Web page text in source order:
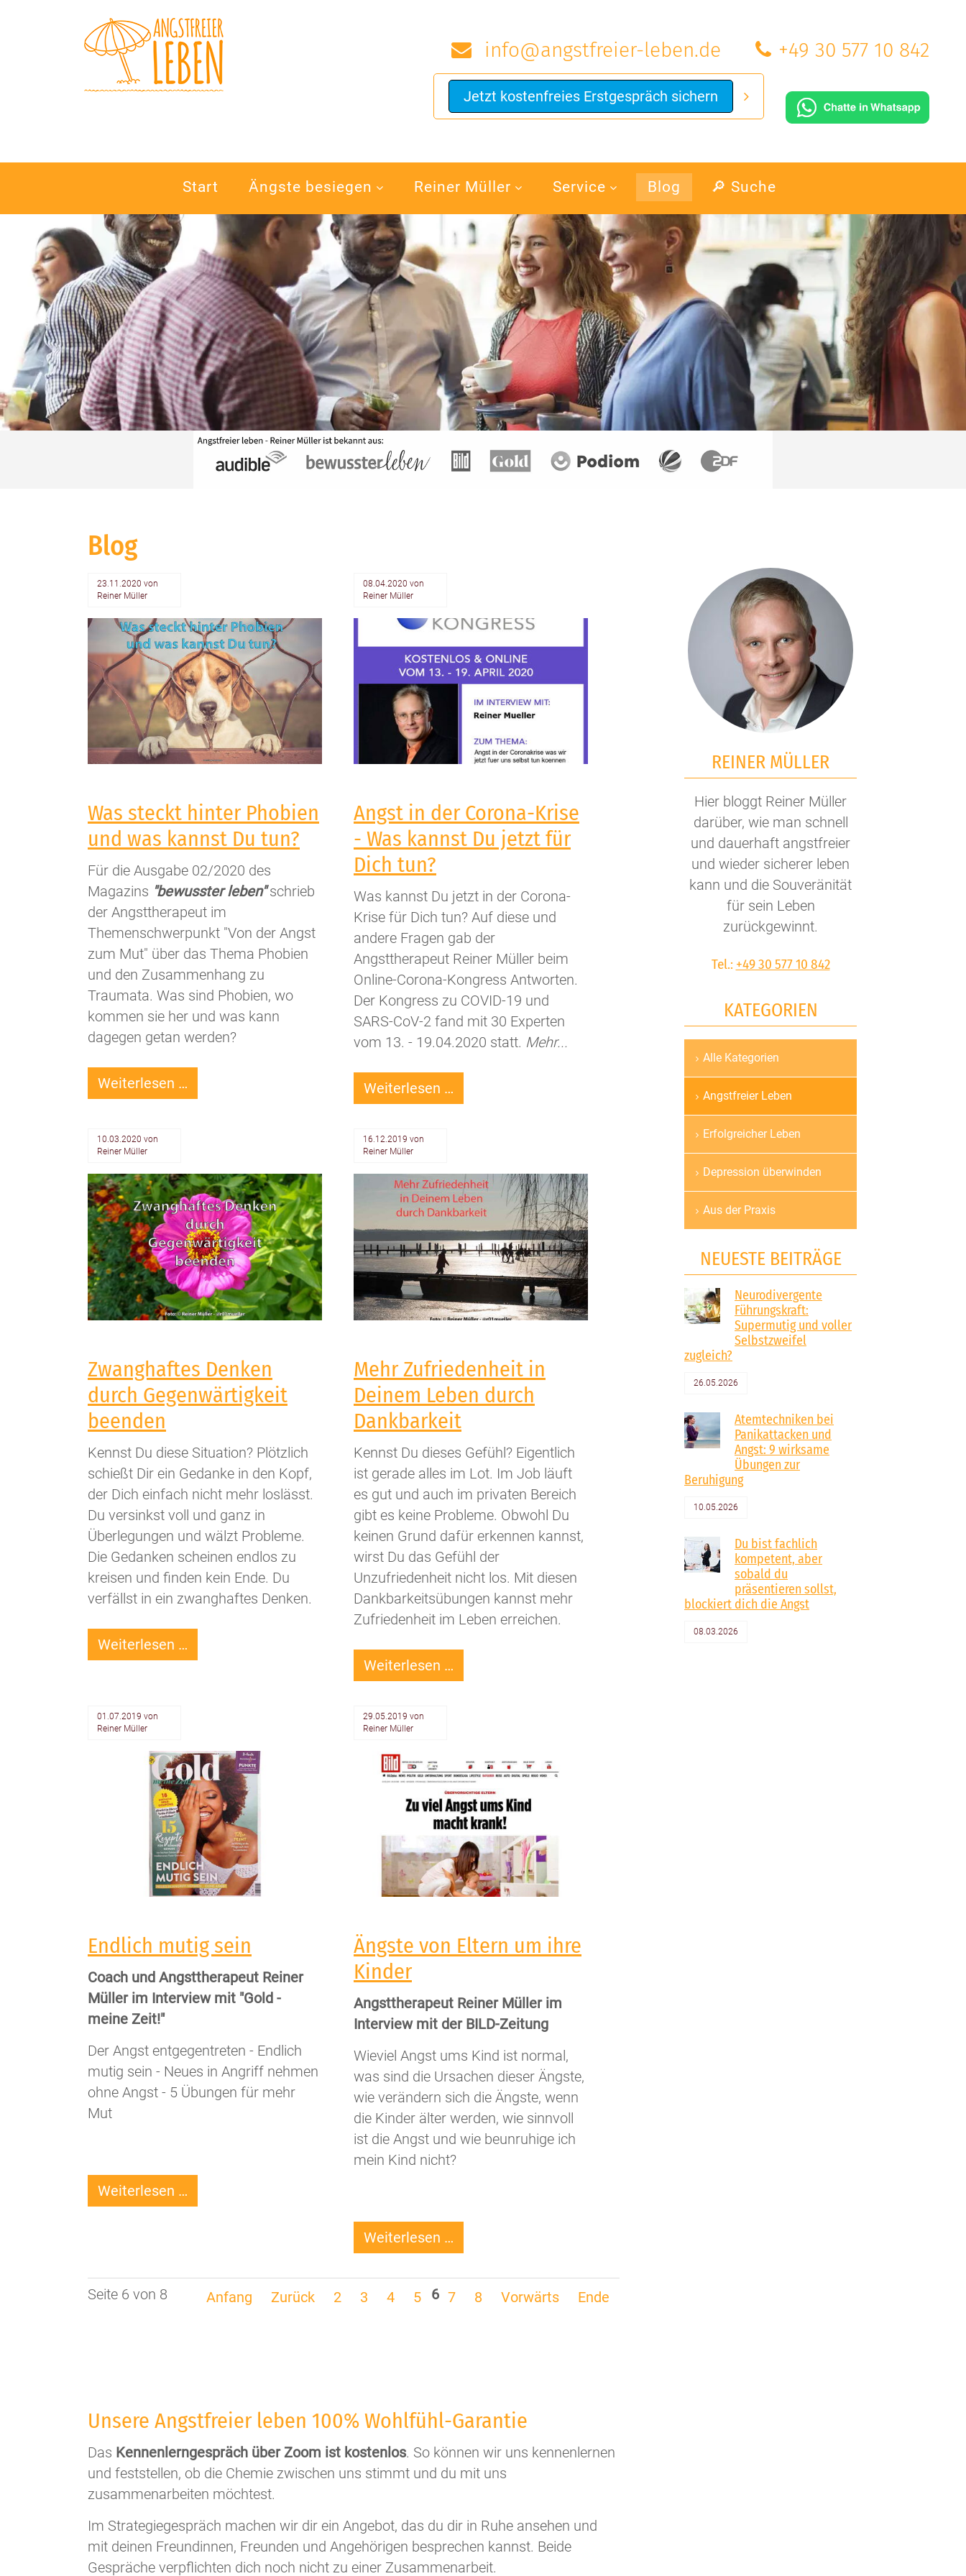
+49 30 577 10 842
info@angstfreier-leben.de
Jetzt kostenfreies Erstgespräch sichern
Navigation
Start Ängste besiegen Reiner Müller Service Blog 🔎 Suche
Blog
23.11.2020 von
Reiner Müller
Was steckt hinter Phobien
und was kannst Du tun?
Für die Ausgabe 02/2020 des
Magazins "bewusster leben"schrieb
der Angsttherapeut im
Themenschwerpunkt "Von der Angst
zum Mut" über das Thema Phobien
und den Zusammenhang zu
Traumata. Was sind Phobien, wo
kommen sie her und was kann
dagegen getan werden?
Weiterlesen …
steckt
was
kannst
Du
tun?
08.04.2020 von
Reiner Müller
Angst in der Corona-Krise
- Was kannst Du jetzt für
Dich tun?
Was kannst Du jetzt in der Corona-
Krise für Dich tun? Auf diese und
andere Fragen gab der
Angsttherapeut Reiner Müller beim
Online-Corona-Kongress Antworten.
Der Kongress zu COVID-19 und
SARS-CoV-2 fand mit 30 Experten
vom 13. - 19.04.2020 statt. Mehr...
Weiterlesen …Angst
in
Krise
-
Was
kannst
Du
jetzt
Dich
10.03.2020 von
Reiner Müller
Zwanghaftes Denken
durch Gegenwärtigkeit
beenden
Kennst Du diese Situation? Plötzlich
schießt Dir ein Gedanke in den Kopf,
der Dich einfach nicht mehr loslässt.
Du versinkst voll und ganz in
Überlegungen und wälzt Probleme.
Die Gedanken scheinen endlos zu
kreisen und finden kein Ende. Du
verfällst in ein zwanghaftes Denken.
Weiterlesen …
Denken
16.12.2019 von
Reiner Müller
Mehr Zufriedenheit in
Deinem Leben durch
Dankbarkeit
Kennst Du dieses Gefühl? Eigentlich
ist gerade alles im Lot. Im Job läuft
es gut und auch im privaten Bereich
gibt es keine Probleme. Obwohl Du
keinen Grund dafür erkennen kannst,
wirst Du das Gefühl der
Unzufriedenheit nicht los. Mit diesen
Dankbarkeitsübungen kannst mehr
Zufriedenheit im Leben erreichen.
Weiterlesen …Mehr
Zufriedenheit
durch
Dankbarkeit
01.07.2019 von
Reiner Müller
Endlich mutig sein
Coach und Angsttherapeut Reiner
Müller im Interview mit "Gold -
meine Zeit!"
Der Angst entgegentreten - Endlich
mutig sein - Neues in Angriff nehmen
ohne Angst - 5 Übungen für mehr
Mut
Weiterlesen …
mutig
29.05.2019 von
Reiner Müller
Ängste von Eltern um ihre
Kinder
Angsttherapeut Reiner Müller im
Interview mit der BILD-Zeitung
Wieviel Angst ums Kind ist normal,
was sind die Ursachen dieser Ängste,
wie verändern sich die Ängste, wenn
die Kinder älter werden, wie sinnvoll
ist die Angst und wie beunruhige ich
mein Kind nicht?
Weiterlesen …Ängste
von
Eltern
um
Seite 6 von 8 Anfang Zurück 2 3 4 5 6 7 8 Vorwärts Ende
Unsere Angstfreier leben 100% Wohlfühl-Garantie
Das Kennenlerngespräch über Zoom ist kostenlos. So können wir uns kennenlernen
und feststellen, ob die Chemie zwischen uns stimmt und du mit uns
zusammenarbeiten möchtest.
Im Strategiegespräch machen wir dir ein Angebot, das du dir in Ruhe ansehen und
mit deinen Freundinnen, Freunden und Angehörigen besprechen kannst. Beide
Gespräche verpflichten dich noch nicht zu einer Zusammenarbeit.
REINER MÜLLER
Hier bloggt Reiner Müller
darüber, wie man schnell
und dauerhaft angstfreier
und wieder sicherer leben
kann und die Souveränität
für sein Leben
zurückgewinnt.
Tel.: +49 30 577 10 842
KATEGORIEN
Navigation
überspringen
Alle Kategorien
Angstfreier Leben
Erfolgreicher Leben
Depression überwinden
Aus der Praxis
NEUESTE BEITRÄGE
Neurodivergente
Führungskraft:
Supermutig und voller
Selbstzweifel
zugleich?
26.05.2026
Atemtechniken bei
Panikattacken und
Angst: 9 wirksame
Übungen zur
Beruhigung
10.05.2026
Du bist fachlich
kompetent, aber
sobald du
präsentieren sollst,
blockiert dich die Angst
08.03.2026